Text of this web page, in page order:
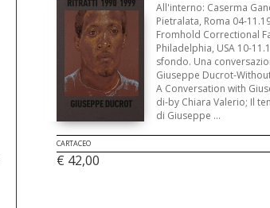
All'interno: Caserma
Pietralata, Roma 04-
Fromhold Correctional
Philadelphia, USA 10-
sfondo. Una
Giuseppe Ducrot-
A Conversation with
di-by Chiara Valerio; Il
di Giuseppe ...
CARTACEO
€ 42,00